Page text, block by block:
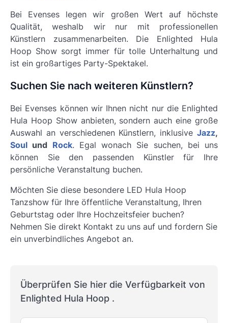
Bei Evenses legen wir großen Wert auf höchste
Qualität, weshalb wir nur mit professionellen
Künstlern zusammenarbeiten. Die Enlighted Hula
Hoop Show sorgt immer für tolle Unterhaltung und
ist ein großartiges Party-Spektakel.
Suchen Sie nach weiteren Künstlern?
Bei Evenses können wir Ihnen nicht nur die Enlighted
Hula Hoop Show anbieten, sondern auch eine große
Auswahl an verschiedenen Künstlern, inklusive Jazz,
Soul und Rock. Egal wonach Sie suchen, bei uns
können Sie den passenden Künstler für Ihre
persönliche Veranstaltung buchen.
Möchten Sie diese besondere LED Hula Hoop
Tanzshow für Ihre öffentliche Veranstaltung, Ihren
Geburtstag oder Ihre Hochzeitsfeier buchen?
Nehmen Sie direkt Kontakt zu uns auf und fordern Sie
ein unverbindliches Angebot an.
Überprüfen Sie hier die Verfügbarkeit von
Enlighted Hula Hoop .